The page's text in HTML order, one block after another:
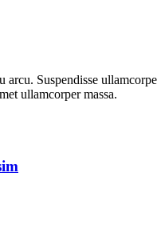
Suspendisse
ullamcorper massa.